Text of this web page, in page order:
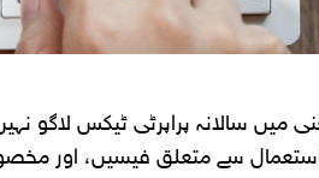
سالانہ پراپرٹی ٹیکس لاگو نہیں
استعمال سے متعلق فیسیں، اور